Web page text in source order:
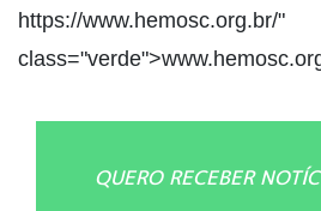
https://
QUERO RECEBER